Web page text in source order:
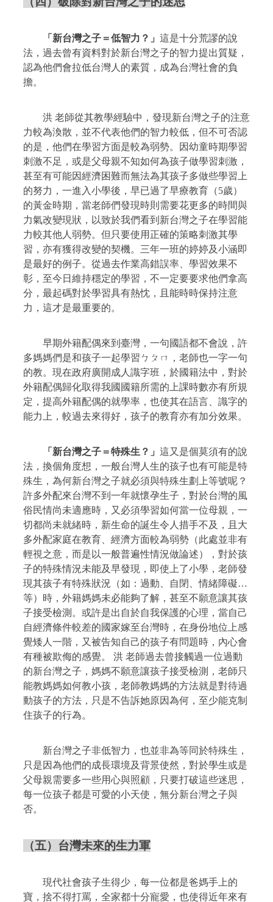
「新台灣之子＝低智力？」 這是十分荒謬的說
法，過去曾有資料對於新台灣之子的智力提出質疑，
認為他們會拉低台灣人的素質，成為台灣社會的負
擔。
洪 老師從其教學經驗中，發現新台灣之子的注意
力較為渙散，並不代表他們的智力較低，但不可否認
的是，他們在學習方面是較為弱勢。因幼童時期學習
刺激不足，或是父母親不知如何為孩子做學習刺激，
甚至有可能因經濟困難而無法為其孩子多做些學習上
的努力，一進入小學後，早已過了早療教育（5歲）
的黃金時期，當老師們發現時則需要花更多的時間與
力氣改變現狀，以致於我們看到新台灣之子在學習能
力較其他人弱勢。但只要使用正確的策略刺激其學
習，亦有獲得改變的契機。三年一班的婷婷及小涵即
是最好的例子。從過去作業高錯誤率、學習效果不
彰，至今日維持穩定的學習，不一定要要求他們拿高
分，最起碼對於學習具有熱忱，且能時時保持注意
力，這才是最重要的。
早期外籍配偶來到臺灣，一句國語都不會說，許
多媽媽們是和孩子一起學習ㄅㄆㄇ，老師也一字一句
的教。現在政府廣開成人識字班，於國籍法中，對於
外籍配偶歸化取得我國國籍所需的上課時數亦有所規
定，提高外籍配偶的就學率，也使其在語言、識字的
能力上，較過去來得好，孩子的教育亦有加分效果。
「新台灣之子＝特殊生？」 這又是個莫須有的說
法，換個角度想，一般台灣人生的孩子也有可能是特
殊生，為何新台灣之子就必須與特殊生劃上等號呢？
許多外配來台灣不到一年就懷孕生子，對於台灣的風
俗民情尚未適應時，又必須學習如何當一位母親，一
切都尚未就緒時，新生命的誕生令人措手不及，且大
多外配家庭在教育、經濟方面較為弱勢（此處並非有
輕視之意，而是以一般普遍性情況做論述），對於孩
子的特殊情況未能及早發現，即使上了小學，老師發
現其孩子有特殊狀況（如：過動、自閉、情緒障礙…
等）時，外籍媽媽未必能夠了解，甚至不願意讓其孩
子接受檢測。或許是出自於自我保護的心理，當自己
自經濟條件較差的國家嫁至台灣時，在身份地位上感
覺矮人一階，又被告知自己的孩子有問題時，內心會
有種被欺侮的感覺。 洪 老師過去曾接觸過一位過動
的新台灣之子，媽媽不願意讓孩子接受檢測，老師只
能教媽媽如何教小孩，老師教媽媽的方法就是對待過
動孩子的方法，只是不告訴她原因為何，至少能克制
住孩子的行為。
新台灣之子非低智力，也並非為等同於特殊生，
只是因為他們的成長環境及背景使然，對於學生或是
父母親需要多一些用心與照顧，只要打破這些迷思，
每一位孩子都是可愛的小天使，無分新台灣之子與
否。
（五）台灣未來的生力軍
現代社會孩子生得少，每一位都是爸媽手上的
寶，捨不得打罵，全家都十分寵愛，也使得近年來有